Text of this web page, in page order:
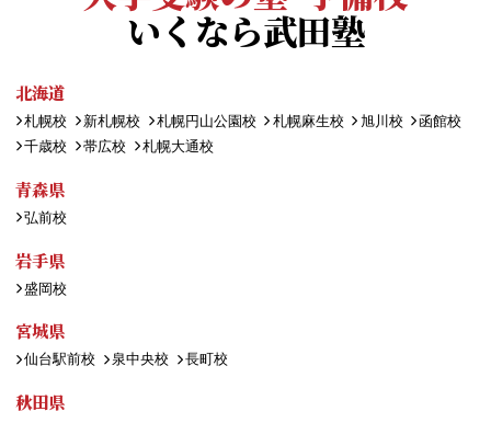
いくなら武田塾
北海道
札幌校 新札幌校 札幌円山公園校 札幌麻生校 旭川校
函館校
千歳校
帯広校 札幌大通校
青森県
弘前校
岩手県
盛岡校
宮城県
仙台駅前校 泉中央校 長町校
秋田県